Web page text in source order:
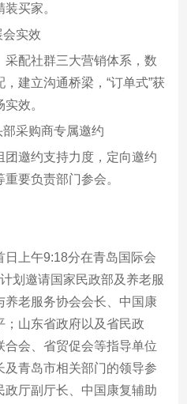
买家。
实效
采配社群三大营销体系，数
建立沟通桥梁，“订单式”获
效。
采购商专属邀约
团邀约支持力度，定向邀约
要负责部门参会。
日上午9:18分在青岛国际会
划邀请国家民政部及养老服
老服务协会会长、中国康
山东省政府以及省民政
合会、省贸促会等指导单位
青岛市相关部门的领导参
厅副厅长、中国康复辅助